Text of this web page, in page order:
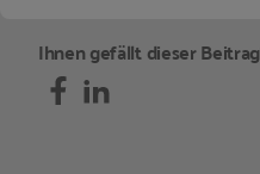
Ihnen gefällt dieser